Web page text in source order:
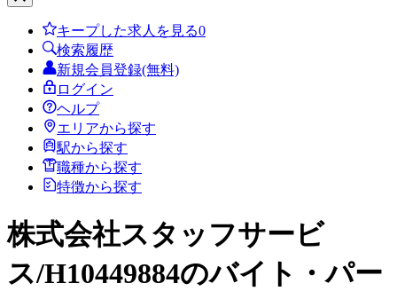
キープした求人を見る0
検索履歴
新規会員登録(無料)
ログイン
ヘルプ
エリアから探す
駅から探す
職種から探す
特徴から探す
株式会社スタッフサービ
ス/H10449884のバイト・パー